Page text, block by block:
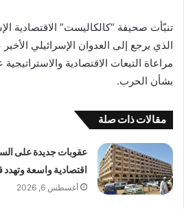
تنبّأت صحيفة “كالكاليست” الاقتصادية
الذي يرجع إلى العدوان الإسرائيلي
مراعاة التبعات الاقتصادية
بشأن الحرب.
مقالات ذات صلة
عقوبات جديدة على
اقتصادية واسعة
أغسطس 6, 2026